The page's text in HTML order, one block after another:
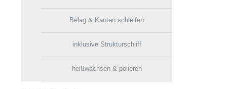
Belag & Kanten schleifen
inklusive Strukturschliff
heißwachsen & polieren